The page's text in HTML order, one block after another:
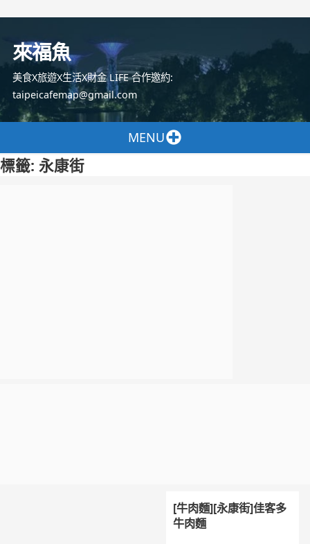
容
來福魚
美食X旅遊X生活X財金 LIFE 合作邀約:
taipeicafemap@gmail.com
MENU
標籤: 永康街
[牛肉麵][永康街]佳客多
牛肉麵